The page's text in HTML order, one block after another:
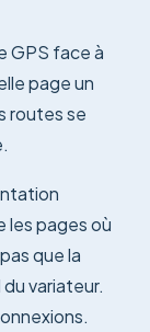
GPS face à
page un
routes se
les pages où
que la
variateur.